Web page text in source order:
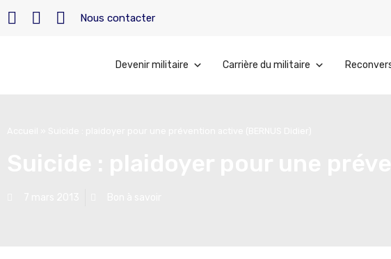
Nous contacter
Devenir militaire Carrière du militaire